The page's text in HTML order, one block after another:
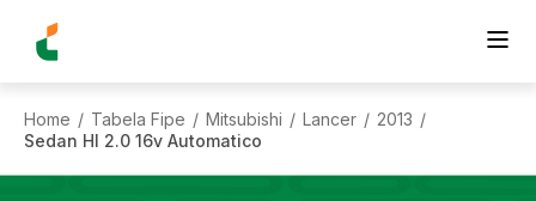
Home / Tabela Fipe / Mitsubishi / Lancer / 2013 /
Sedan Hl 2.0 16v Automatico